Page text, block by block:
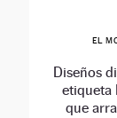
EL
Diseños
etiqueta
que